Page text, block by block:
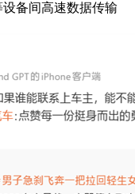
设备间高速数据传输